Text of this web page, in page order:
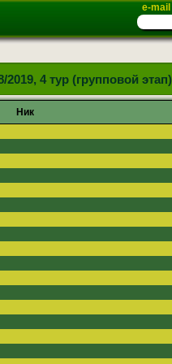
e-mail
4 тур (групповой этап)
Ник